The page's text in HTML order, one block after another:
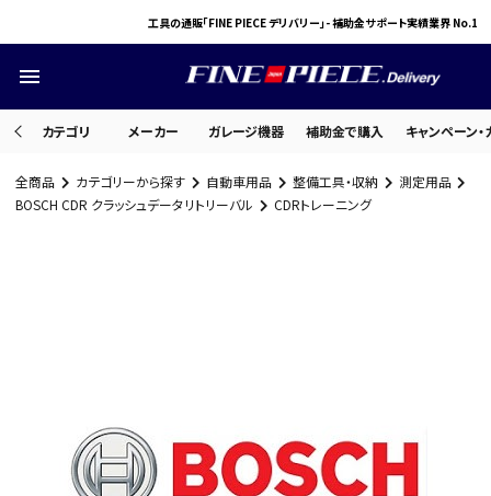
工具の通販「FINE PIECE デリバリー」- 補助金サポート実績業界 No.1
menu
カテゴリ メーカー ガレージ機器 補助金で購入 キャンペーン
search
全商品 カテゴリーから探す 自動車用品 整備工具・収納
測定用品
BOSCH CDR クラッシュデータリトリーバル
CDRトレーニング